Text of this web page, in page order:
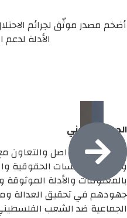
أضخم مصدر موثّق لجرائم
الأدلة لدعم
الدعم القانوني
نسعى إلى التواصل والتعاون
وتزويد المؤسسات الحقوقية
بالمعلومات والأدلة الموثوقة
جهودهم في تحقيق العدالة
الجماعية ضد الشعب